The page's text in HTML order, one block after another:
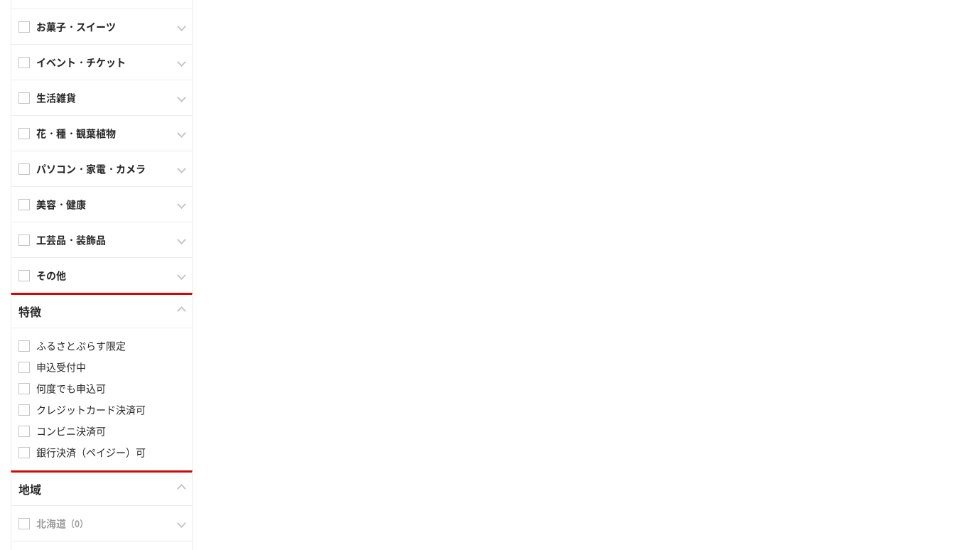
お菓子・スイーツ
イベント・チケット
生活雑貨
花・種・観葉植物
パソコン・家電・カメラ
美容・健康
工芸品・装飾品
その他
特徴
ふるさとぷらす限定
申込受付中
何度でも申込可
クレジットカード決済可
コンビニ決済可
銀行決済（ペイジー）可
地域
北海道 （0）